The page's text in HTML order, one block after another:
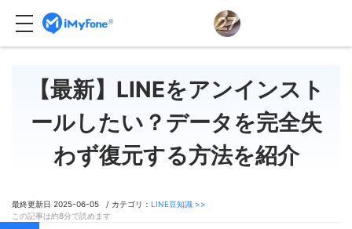
【最新】LINEをアンインスト
ールしたい？データを完全失
わず復元する方法を紹介
最終更新日 2025-06-05 / カテゴリ： LINE豆知識 >>
この記事は約8分で読めます